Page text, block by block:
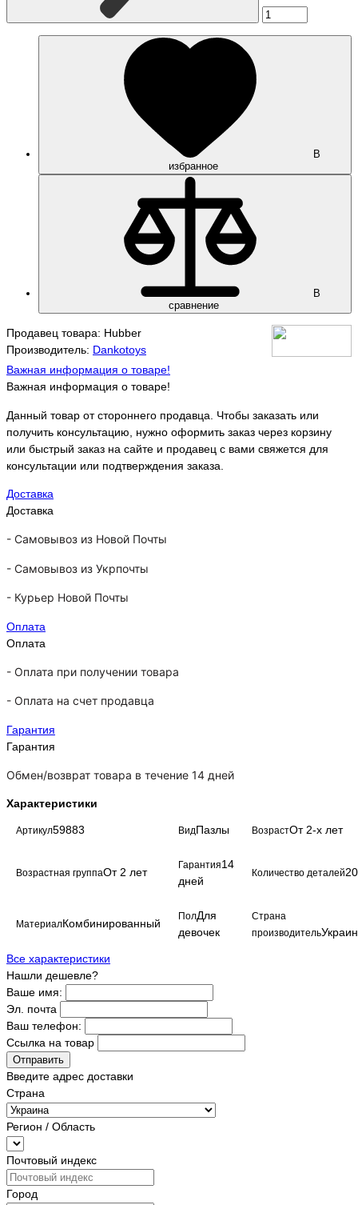
В
избранное
В
сравнение
Продавец товара: Hubber
Производитель: Dankotoys
Важная информация о товаре!
Важная информация о товаре!
Данный товар от стороннего продавца. Чтобы заказать или
получить консультацию, нужно оформить заказ через корзину
или быстрый заказ на сайте и продавец с вами свяжется для
консультации или подтверждения заказа.
Доставка
Доставка
- Самовывоз из Новой Почты
- Самовывоз из Укрпочты
- Курьер Новой Почты
Оплата
Оплата
- Оплата при получении товара
- Оплата на счет продавца
Гарантия
Гарантия
Обмен/возврат товара в течение 14 дней
Характеристики
Артикул59883 ВидПазлы ВозрастОт 2-х лет
Возрастная группаОт 2 лет
Гарантия14
дней
Количество деталей20
МатериалКомбинированный
ПолДля
девочек
Страна
производитель
Все характеристики
Нашли дешевле?
Ваше имя:
Эл. почта
Ваш телефон:
Ссылка на товар
Отправить
Введите адрес доставки
Страна
Регион / Область
Почтовый индекс
Город